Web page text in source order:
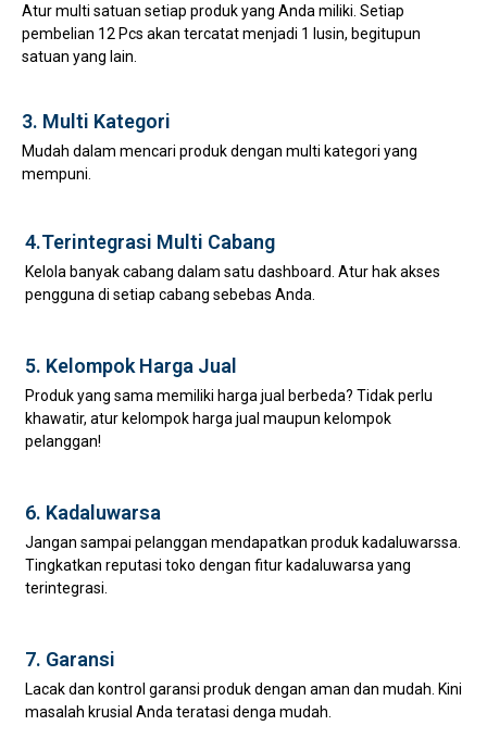
Atur multi satuan setiap produk yang Anda miliki. Setiap
pembelian 12 Pcs akan tercatat menjadi 1 lusin, begitupun
satuan yang lain.
3. Multi Kategori
Mudah dalam mencari produk dengan multi kategori yang
mempuni.
4.Terintegrasi Multi Cabang
Kelola banyak cabang dalam satu dashboard. Atur hak akses
pengguna di setiap cabang sebebas Anda.
5. Kelompok Harga Jual
Produk yang sama memiliki harga jual berbeda? Tidak perlu
khawatir, atur kelompok harga jual maupun kelompok
pelanggan!
6. Kadaluwarsa
Jangan sampai pelanggan mendapatkan produk kadaluwarssa.
Tingkatkan reputasi toko dengan fitur kadaluwarsa yang
terintegrasi.
7. Garansi
Lacak dan kontrol garansi produk dengan aman dan mudah. Kini
masalah krusial Anda teratasi denga mudah.